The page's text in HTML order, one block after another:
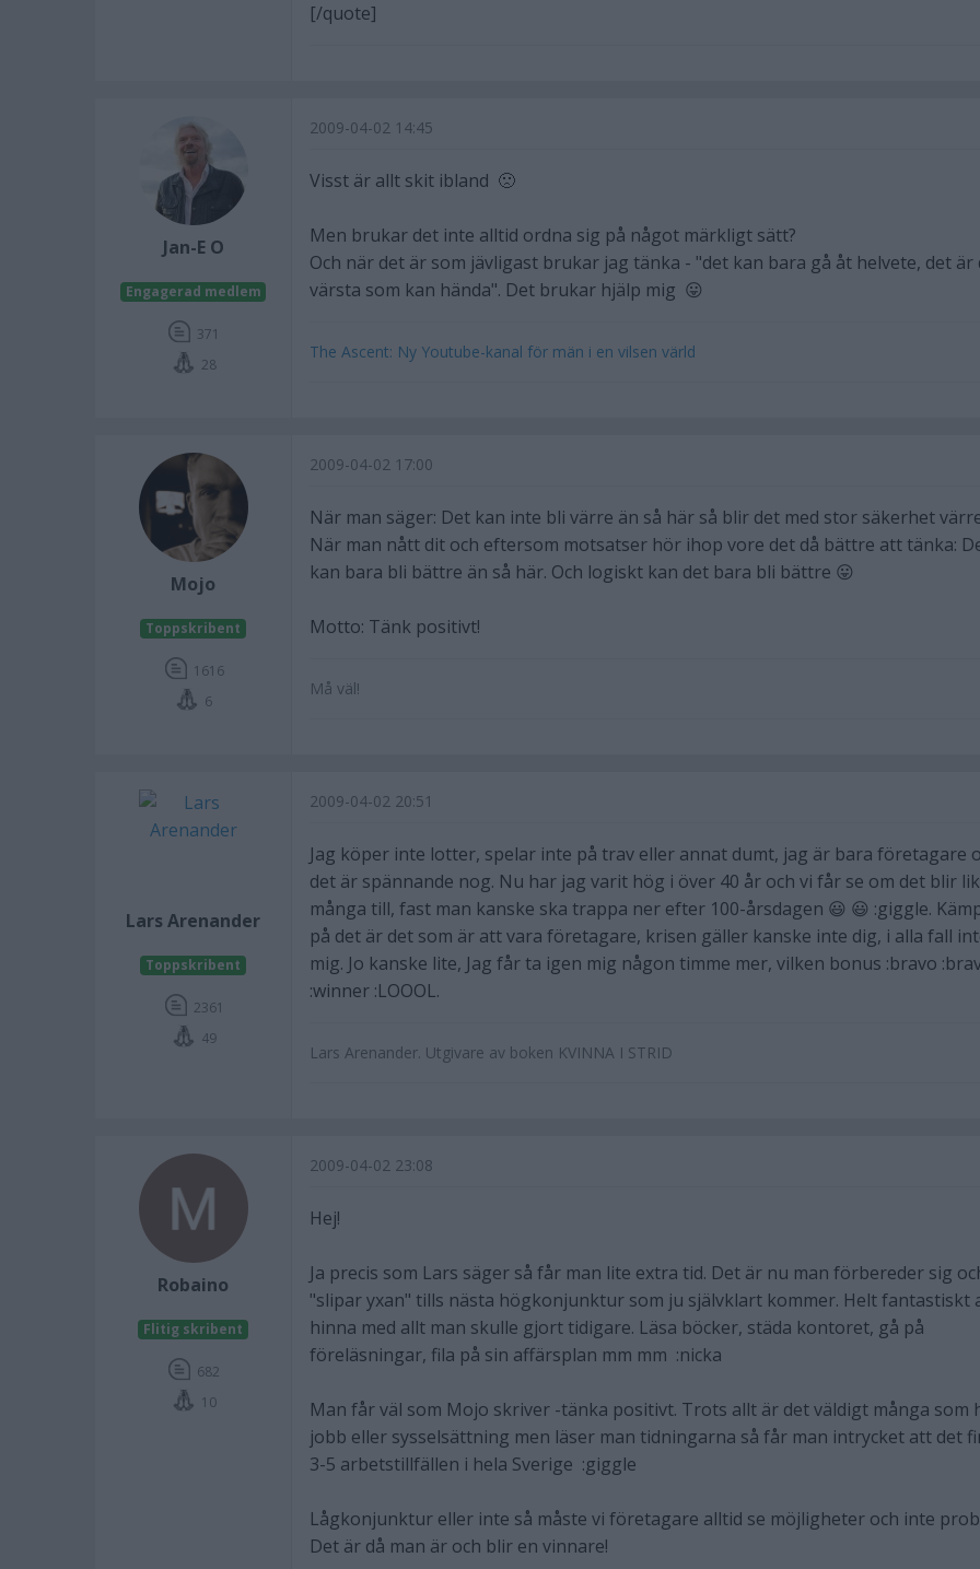
[/quote]
Jan-E O
Engagerad medlem
371
28
2009-04-02 14:45
Visst är allt skit ibland 🙁
Men brukar det inte alltid ordna sig på något märkligt sätt?
Och när det är som jävligast brukar jag tänka - "det kan bara gå åt helvete, det är
värsta som kan hända". Det brukar hjälp mig 😛
The Ascent: Ny Youtube-kanal för män i en vilsen värld
Mojo
Toppskribent
1616
6
2009-04-02 17:00
När man säger: Det kan inte bli värre än så här så blir det med stor säkerhet
När man nått dit och eftersom motsatser hör ihop vore det då bättre att tänka:
kan bara bli bättre än så här. Och logiskt kan det bara bli bättre 😛
Motto: Tänk positivt!
Må väl!
Lars Arenander
Toppskribent
2361
49
2009-04-02 20:51
Jag köper inte lotter, spelar inte på trav eller annat dumt, jag är bara företagare
det är spännande nog. Nu har jag varit hög i över 40 år och vi får se om det blir
många till, fast man kanske ska trappa ner efter 100-årsdagen 😃 😃 :giggle.
på det är det som är att vara företagare, krisen gäller kanske inte dig, i alla fall
mig. Jo kanske lite, Jag får ta igen mig någon timme mer, vilken bonus :bravo
:winner :LOOOL.
Lars Arenander. Utgivare av boken KVINNA I STRID
Robaino
Flitig skribent
682
10
2009-04-02 23:08
Hej!
Ja precis som Lars säger så får man lite extra tid. Det är nu man förbereder sig
"slipar yxan" tills nästa högkonjunktur som ju självklart kommer. Helt fantastiskt
hinna med allt man skulle gjort tidigare. Läsa böcker, städa kontoret, gå på
föreläsningar, fila på sin affärsplan mm mm :nicka
Man får väl som Mojo skriver -tänka positivt. Trots allt är det väldigt många som
jobb eller sysselsättning men läser man tidningarna så får man intrycket att det
3-5 arbetstillfällen i hela Sverige :giggle
Lågkonjunktur eller inte så måste vi företagare alltid se möjligheter och inte
Det är då man är och blir en vinnare!